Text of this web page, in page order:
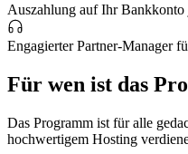
Auszahlung auf Ihr Bankkonto
Engagierter Partner-Manager
Für wen ist das
Das Programm ist für alle
hochwertigem Hosting